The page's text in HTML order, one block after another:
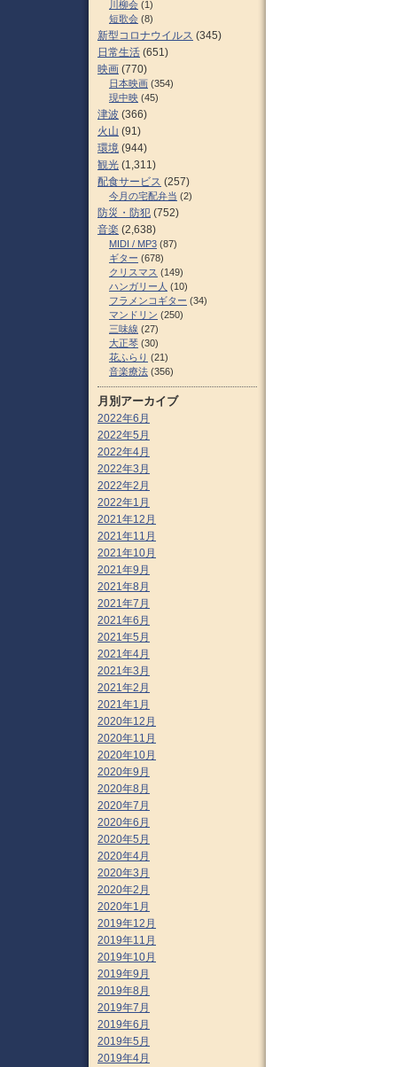
川柳会 (1)
短歌会 (8)
新型コロナウイルス (345)
日常生活 (651)
映画 (770)
日本映画 (354)
現中映 (45)
津波 (366)
火山 (91)
環境 (944)
観光 (1,311)
配食サービス (257)
今月の宅配弁当 (2)
防災・防犯 (752)
音楽 (2,638)
MIDI / MP3 (87)
ギター (678)
クリスマス (149)
ハンガリー人 (10)
フラメンコギター (34)
マンドリン (250)
三味線 (27)
大正琴 (30)
花ふらり (21)
音楽療法 (356)
月別アーカイブ
2022年6月
2022年5月
2022年4月
2022年3月
2022年2月
2022年1月
2021年12月
2021年11月
2021年10月
2021年9月
2021年8月
2021年7月
2021年6月
2021年5月
2021年4月
2021年3月
2021年2月
2021年1月
2020年12月
2020年11月
2020年10月
2020年9月
2020年8月
2020年7月
2020年6月
2020年5月
2020年4月
2020年3月
2020年2月
2020年1月
2019年12月
2019年11月
2019年10月
2019年9月
2019年8月
2019年7月
2019年6月
2019年5月
2019年4月